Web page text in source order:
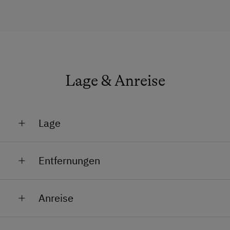
Lage & Anreise
Lage
Entfernungen
Bushaltestelle in 0.3 km
Anreise